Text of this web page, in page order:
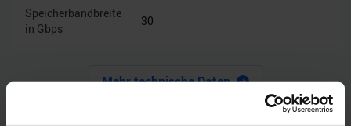
Speicherbandbreite
in Gbps
30
Mehr technische Daten